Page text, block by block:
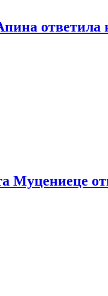
Муцениеце